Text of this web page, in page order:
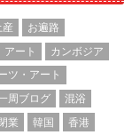
産
お遍路
アート
カンボジア
ツ・アート
周ブログ
混浴
業 韓国 香港